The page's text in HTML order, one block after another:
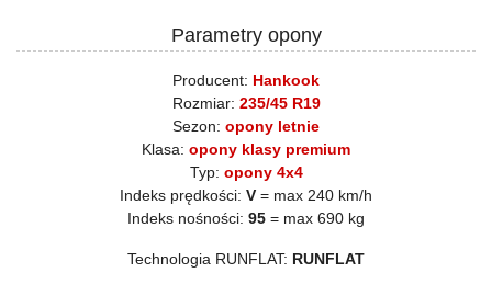
Parametry opony
Producent: Hankook
Rozmiar: 235/45 R19
Sezon: opony letnie
Klasa: opony klasy premium
Typ: opony 4x4
Indeks prędkości: V = max 240 km/h
Indeks nośności: 95 = max 690 kg
Technologia RUNFLAT: RUNFLAT